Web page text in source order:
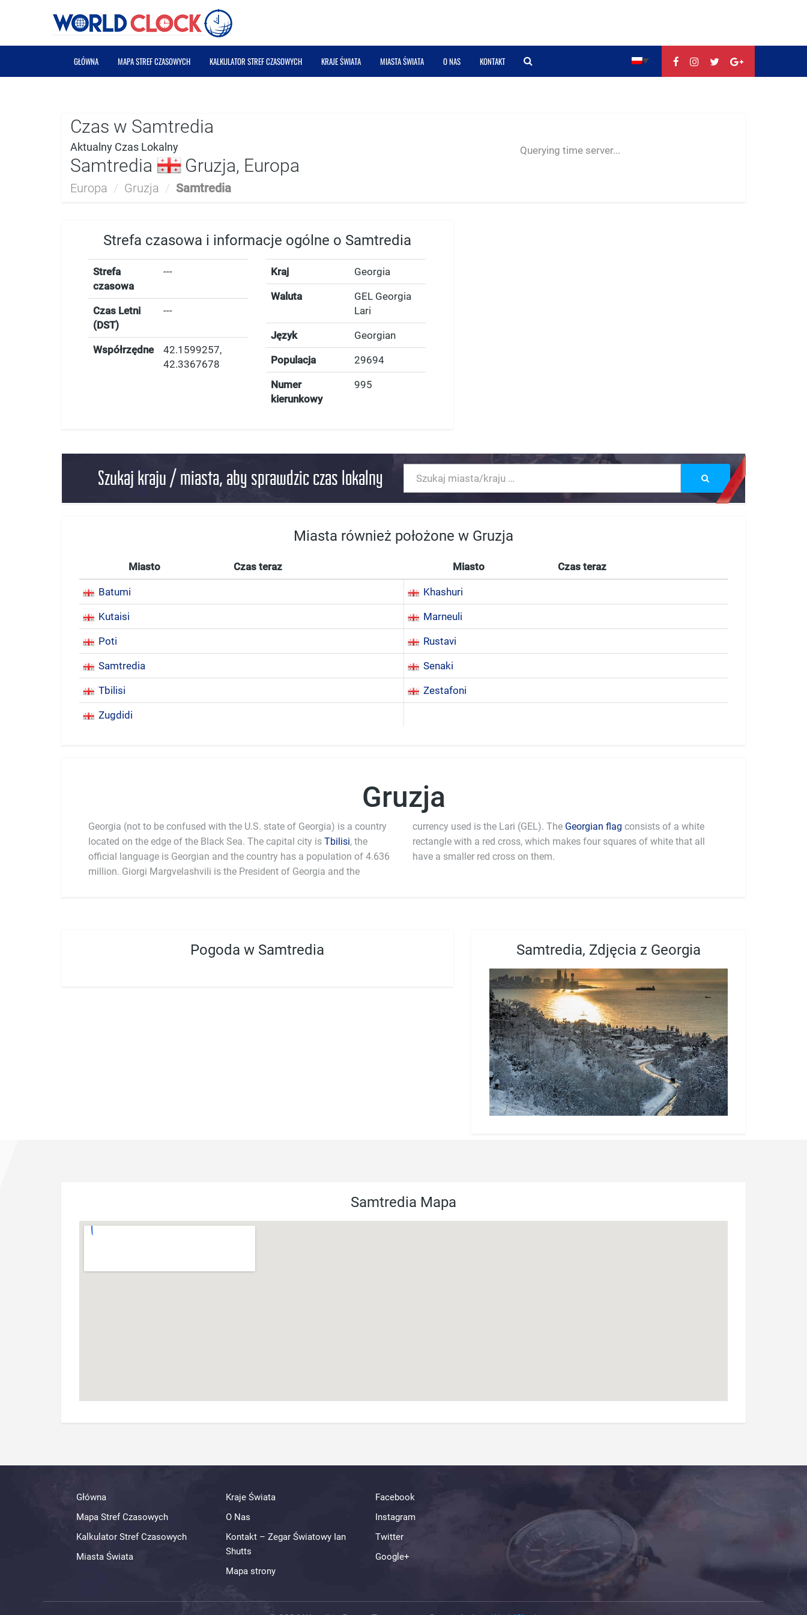
GŁÓWNA MAPA STREF CZASOWYCH KALKULATOR STREF CZASOWYCH KRAJE ŚWIATA MIASTA ŚWIATA O NAS KONTAKT
Czas w Samtredia
Aktualny Czas Lokalny
Samtredia Gruzja, Europa
Europa / Gruzja / Samtredia
Querying time server...
--:--
Strefa czasowa i informacje ogólne o Samtredia
Strefa
czasowa
---
Czas Letni
(DST)
---
Współrzędne 42.1599257,
42.3367678
Kraj Georgia
Waluta
GEL Georgia
Lari
Język Georgian
Populacja 29694
Numer
kierunkowy
995
Szukaj kraju / miasta, aby sprawdzic czas lokalny
Miasta również położone w Gruzja
Miasto Czas teraz Miasto Czas teraz
Batumi Khashuri
Kutaisi Marneuli
Poti Rustavi
Samtredia Senaki
Tbilisi Zestafoni
Zugdidi
Gruzja
Georgia (not to be confused with the U.S. state of Georgia) is a country
located on the edge of the Black Sea. The capital city is Tbilisi, the
official language is Georgian and the country has a population of 4.636
million. Giorgi Margvelashvili is the President of Georgia and the
currency used is the Lari (GEL). The Georgian flag consists of a white
rectangle with a red cross, which makes four squares of white that all
have a smaller red cross on them.
Pogoda w Samtredia Samtredia, Zdjęcia z Georgia
Samtredia Mapa
Główna
Mapa Stref Czasowych
Kalkulator Stref Czasowych
Miasta Świata
Kraje Świata
O Nas
Kontakt – Zegar Światowy Ian
Shutts
Mapa strony
Facebook
Instagram
Twitter
Google+